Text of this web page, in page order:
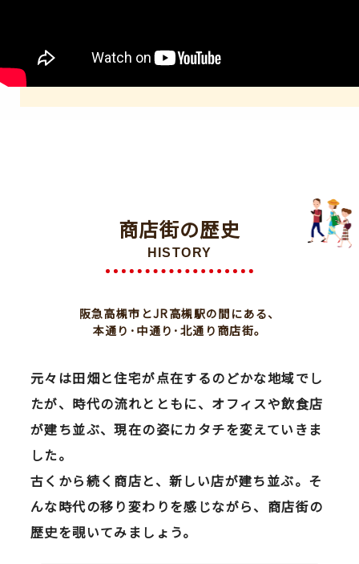
商店街の歴史
HISTORY
阪急高槻市とJR高槻駅の間にある、
本通り･中通り･北通り商店街。
元々は田畑と住宅が点在するのどかな地域でし
たが、時代の流れとともに、オフィスや飲食店
が建ち並ぶ、現在の姿にカタチを変えていきま
した。
古くから続く商店と、新しい店が建ち並ぶ。そ
んな時代の移り変わりを感じながら、商店街の
歴史を覗いてみましょう。